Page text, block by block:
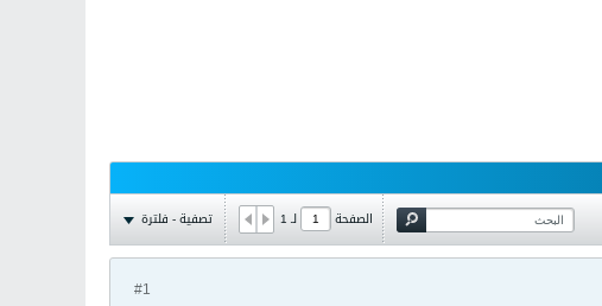
الصفحة لـ1 تصفية - فلترة
#1